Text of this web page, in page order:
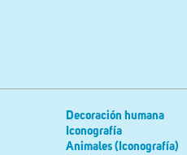
Decoración humana
Iconografía
Animales (Iconografía)